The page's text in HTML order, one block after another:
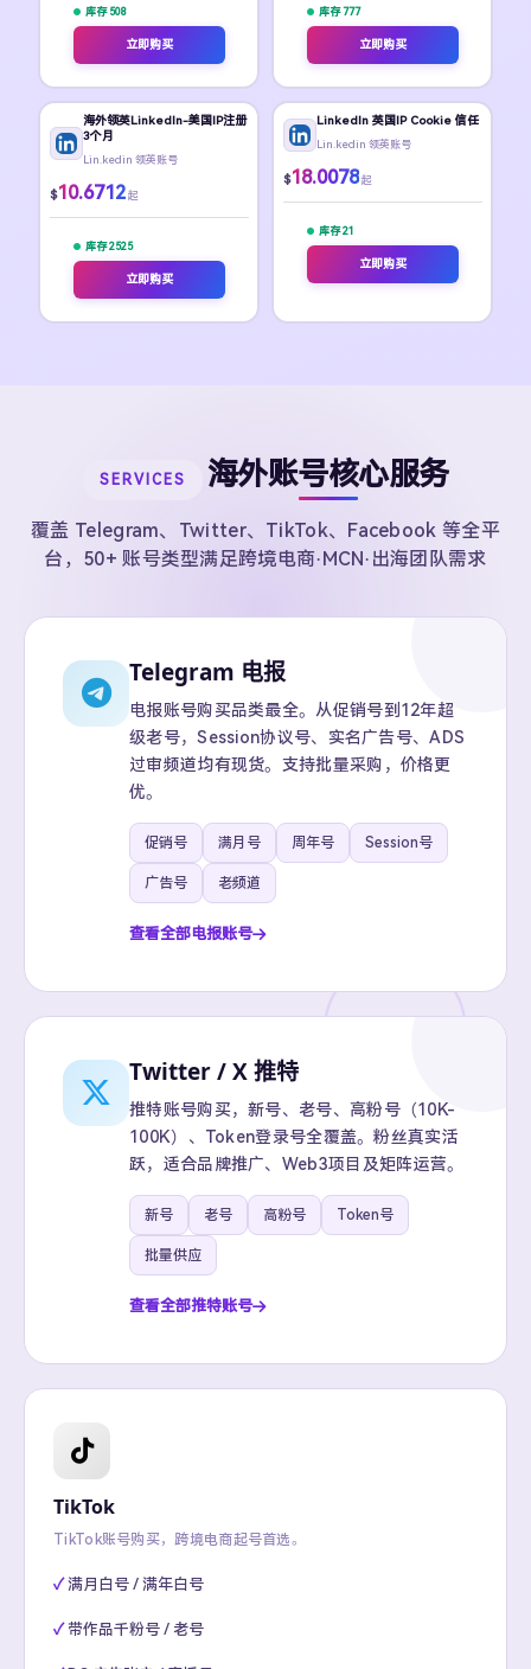
库存 508
立即购买
库存 777
立即购买
海外领英LinkedIn-美国IP注册
3个月
Lin.kedin 领英账号
$10.6712 起
库存 2525
立即购买
LinkedIn 英国IP Cookie 信任
Lin.kedin 领英账号
$18.0078 起
库存 21
立即购买
SERVICES 海外账号核心服务
覆盖 Telegram、Twitter、TikTok、Facebook 等全平
台，50+ 账号类型满足跨境电商·MCN·出海团队需求
Telegram 电报
电报账号购买品类最全。从促销号到12年超
级老号，Session协议号、实名广告号、ADS
过审频道均有现货。支持批量采购，价格更
优。
促销号 满月号 周年号 Session号
广告号 老频道
查看全部电报账号
Twitter / X 推特
推特账号购买，新号、老号、高粉号（10K-
100K）、Token登录号全覆盖。粉丝真实活
跃，适合品牌推广、Web3项目及矩阵运营。
新号 老号 高粉号 Token号
批量供应
查看全部推特账号
TikTok
TikTok账号购买，跨境电商起号首选。
满月白号 / 满年白号
带作品千粉号 / 老号